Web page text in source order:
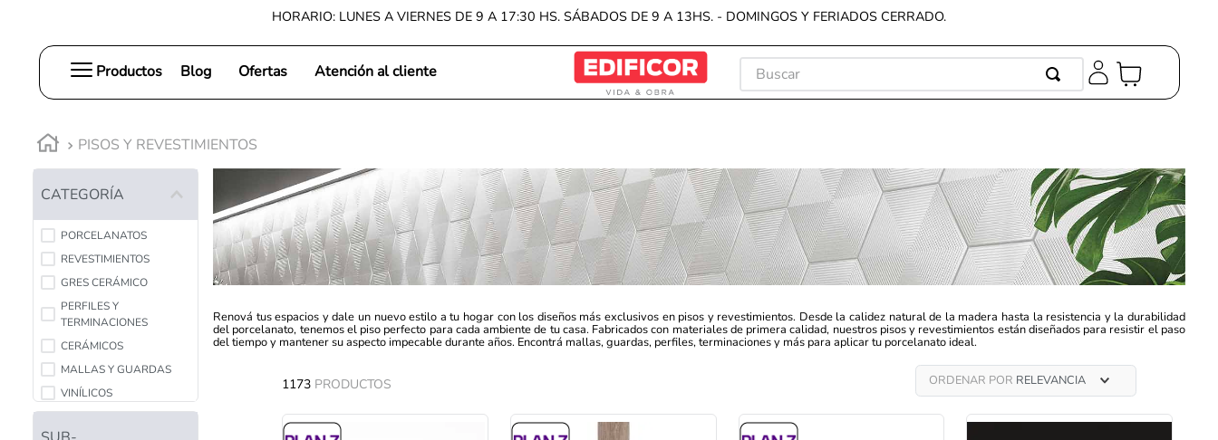
HORARIO: LUNES A VIERNES DE 9 A 17:30 HS. SÁBADOS DE 9 A 13HS. - DOMINGOS Y FERIADOS CERRADO.
Productos Blog Ofertas Atención al cliente Buscar
2.
ceramicos
3.
pisos vinilicos
4.
revestimiento
5.
bacha
7.
wallpanel
10. zocalo
PISOS Y REVESTIMIENTOS
CATEGORÍA
PORCELANATOS
REVESTIMIENTOS
GRES CERÁMICO
PERFILES Y
TERMINACIONES
CERÁMICOS
MALLAS Y GUARDAS
VINÍLICOS
Renová tus espacios y dale un nuevo estilo a tu hogar con los diseños más exclusivos en pisos y revestimientos. Desde la calidez natural de la madera hasta la resistencia y la durabilidad
del porcelanato, tenemos el piso perfecto para cada ambiente de tu casa. Fabricados con materiales de primera calidad, nuestros pisos y revestimientos están diseñados para resistir el paso
del tiempo y mantener su aspecto impecable durante años. Encontrá mallas, guardas, perfiles, terminaciones y más para aplicar tu porcelanato ideal.
1173 PRODUCTOS ORDENAR POR RELEVANCIA